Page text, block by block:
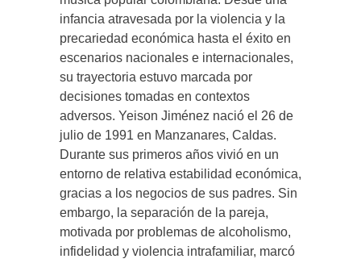
infancia atravesada por la violencia y la
precariedad económica hasta el éxito en
escenarios nacionales e internacionales,
su trayectoria estuvo marcada por
decisiones tomadas en contextos
adversos. Yeison Jiménez nació el 26 de
julio de 1991 en Manzanares, Caldas.
Durante sus primeros años vivió en un
entorno de relativa estabilidad económica,
gracias a los negocios de sus padres. Sin
embargo, la separación de la pareja,
motivada por problemas de alcoholismo,
infidelidad y violencia intrafamiliar, marcó